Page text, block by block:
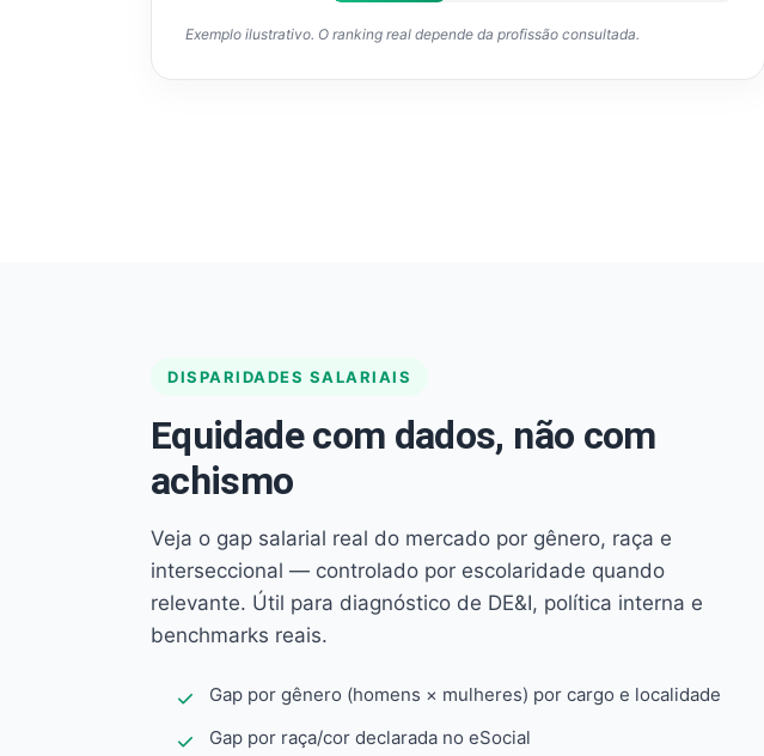
Exemplo ilustrativo. O ranking real depende da profissão consultada.
DISPARIDADES SALARIAIS
Equidade com dados, não com
achismo
Veja o gap salarial real do mercado por gênero, raça e
interseccional — controlado por escolaridade quando
relevante. Útil para diagnóstico de DE&I, política interna e
benchmarks reais.
Gap por gênero (homens × mulheres) por cargo e localidade
Gap por raça/cor declarada no eSocial